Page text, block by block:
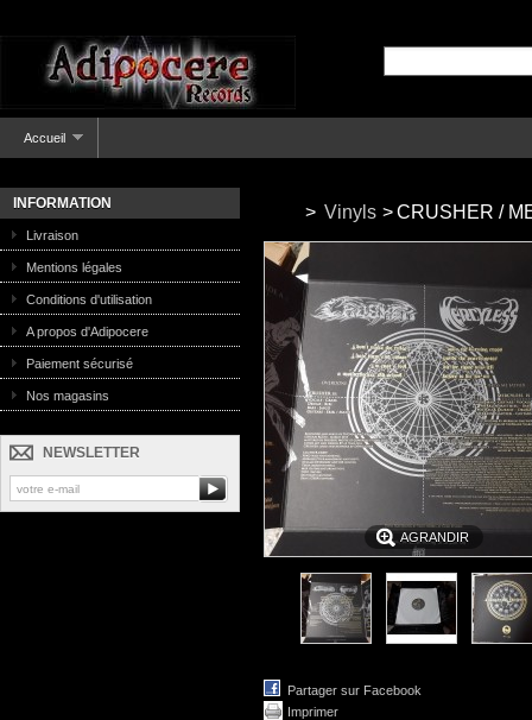
Accueil
INFORMATION
Livraison
Mentions légales
Conditions d'utilisation
A propos d'Adipocere
Paiement sécurisé
Nos magasins
NEWSLETTER
> Vinyls >CRUSHER /
AGRANDIR
Partager sur Facebook
Imprimer